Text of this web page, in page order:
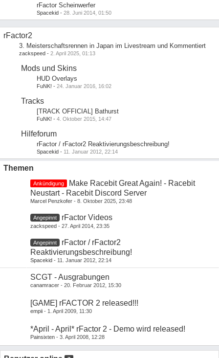
rFactor Scheinwerfer
Spacekid - 28. Juni 2014, 01:50
rFactor2
3. Meisterschaftsrennen in Japan im Livestream und Kommentiert
zackspeed - 2. April 2025, 01:13
Mods und Skins
HUD Overlays
FuNK! - 24. Januar 2016, 16:02
Tracks
[TRACK OFFICIAL] Bathurst
FuNK! - 4. Oktober 2015, 14:47
Hilfeforum
rFactor / rFactor2 Reaktivierungsbeschreibung!
Spacekid - 11. Januar 2012, 22:14
Themen
Ankündigung
Make Racebit Great Again! - Racebit
Neustart - Racebit Discord Server
Marcel Penzkofer 8. Oktober 2025, 23:48
Angepinnt rFactor Videos
zackspeed 27. April 2014, 23:35
Angepinnt
rFactor / rFactor2
Reaktivierungsbeschreibung!
Spacekid 11. Januar 2012, 22:14
SCGT - Ausgrabungen
canamracer 20. Februar 2012, 15:30
[GAME] rFACTOR 2 released!!!
empii 1. April 2009, 11:30
*April - April* rFactor 2 - Demo wird released!
Painsixten 3. April 2008, 12:28